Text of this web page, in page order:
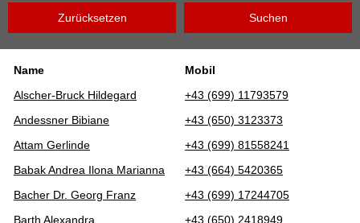
Name
Mobil
Alscher-Bruck Hildegard
+43 (699) 11793579
Andessner Bibiane
+43 (650) 3123373
Attam Gerlinde
+43 (699) 81558241
Babak Andrea Ilona Marianna
+43 (664) 5420365
Bacher Dr. Georg Franz
+43 (699) 17244705
Barth Alexandra
+43 (650) 2418949